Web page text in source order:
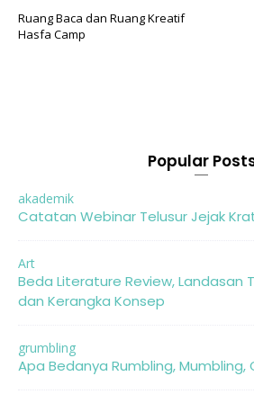
Ruang Baca dan Ruang Kreatif
Hasfa Camp
Popular
akademik
Catatan Webinar Telusur Jejak
Art
Beda Literature Review, Landasan
dan Kerangka Konsep
grumbling
Apa Bedanya Rumbling, Mumbling,